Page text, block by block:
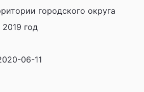
городского округа
год
06-11